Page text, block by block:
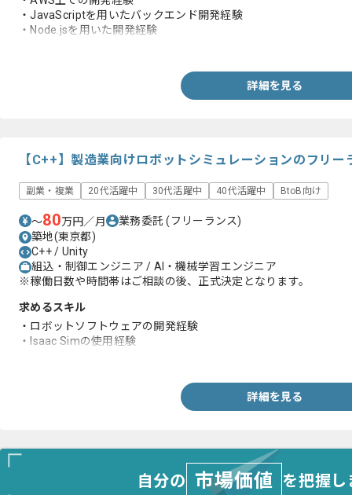
・JavaScriptを用いたバックエンド開発経験
・Node.jsを用いた開発経験
詳細を見る
【C++】製造業向けロボットシミュレーションのフリー
副業・複業 20代活躍中 30代活躍中 40代活躍中 BtoB向け
〜80万円／月 業務委託(フリーランス)
築地(東京都)
C++ / Unity
組込・制御エンジニア / AI・機械学習エンジニア
※稼働日数や時間帯はご相談の後、正式決定となります。
求めるスキル
・ロボットソフトウェアの開発経験
・Isaac Simの使用経験
詳細を見る
自分の 市場価値 を把握